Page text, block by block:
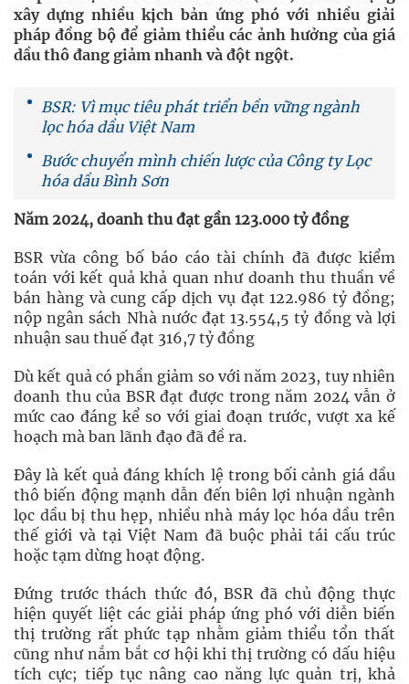
xây dựng nhiều kịch bản ứng phó với nhiều giải
pháp đồng bộ để giảm thiểu các ảnh hưởng của giá
dầu thô đang giảm nhanh và đột ngột.
BSR: Vì mục tiêu phát triển bền vững ngành
lọc hóa dầu Việt Nam
Bước chuyển mình chiến lược của Công ty Lọc
hóa dầu Bình Sơn
Năm 2024, doanh thu đạt gần 123.000 tỷ đồng
BSR vừa công bố báo cáo tài chính đã được kiểm
toán với kết quả khả quan như doanh thu thuần về
bán hàng và cung cấp dịch vụ đạt 122.986 tỷ đồng;
nộp ngân sách Nhà nước đạt 13.554,5 tỷ đồng và lợi
nhuận sau thuế đạt 316,7 tỷ đồng
Dù kết quả có phần giảm so với năm 2023, tuy nhiên
doanh thu của BSR đạt được trong năm 2024 vẫn ở
mức cao đáng kể so với giai đoạn trước, vượt xa kế
hoạch mà ban lãnh đạo đã đề ra.
Đây là kết quả đáng khích lệ trong bối cảnh giá dầu
thô biến động mạnh dẫn đến biên lợi nhuận ngành
lọc dầu bị thu hẹp, nhiều nhà máy lọc hóa dầu trên
thế giới và tại Việt Nam đã buộc phải tái cấu trúc
hoặc tạm dừng hoạt động.
Đứng trước thách thức đó, BSR đã chủ động thực
hiện quyết liệt các giải pháp ứng phó với diễn biến
thị trường rất phức tạp nhằm giảm thiểu tổn thất
cũng như nắm bắt cơ hội khi thị trường có dấu hiệu
tích cực; tiếp tục nâng cao năng lực quản trị, khả